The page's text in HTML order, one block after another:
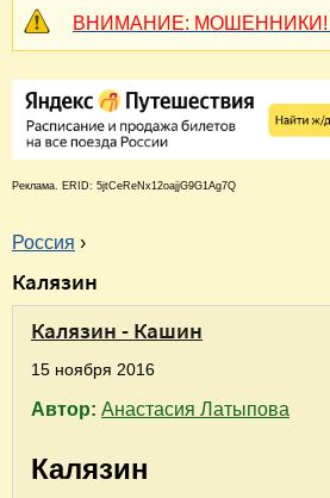
ВНИМАНИЕ: МОШЕННИКИ!
Реклама. ERID: 5jtCeReNx12oajjG9G1Ag7Q
В
ы
Россия ›
Калязин
Калязин - Кашин
15 ноября 2016
Автор: Анастасия Латыпова
Калязин